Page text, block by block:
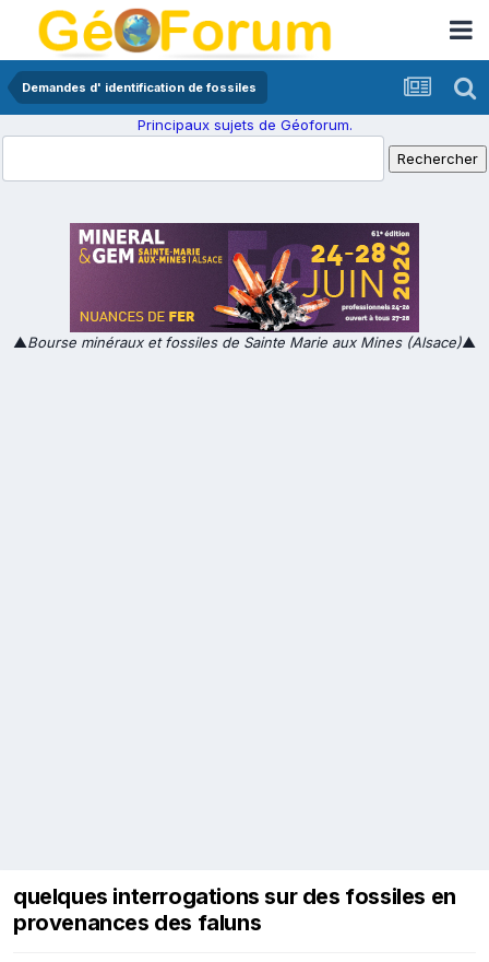
Demandes d' identification de fossiles
Principaux sujets de Géoforum.
▲Bourse minéraux et fossiles de Sainte Marie aux Mines (Alsace)▲
quelques interrogations sur des fossiles en
provenances des faluns